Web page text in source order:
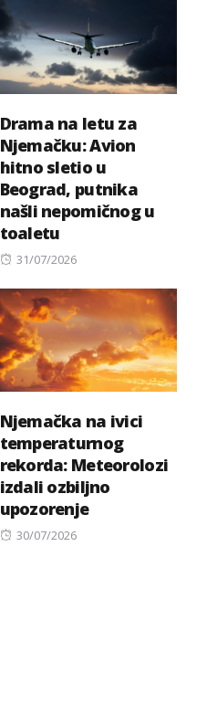
Drama na letu za
Njemačku: Avion
hitno sletio u
Beograd, putnika
našli nepomičnog u
toaletu
Posted
31/07/2026
Njemačka na ivici
temperaturnog
rekorda: Meteorolozi
izdali ozbiljno
upozorenje
Posted
30/07/2026